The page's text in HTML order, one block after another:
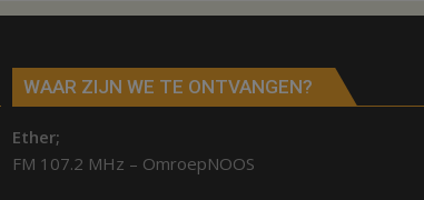
WAAR ZIJN WE TE ONTVANGEN?
Ether;
FM 107.2 MHz – OmroepNOOS